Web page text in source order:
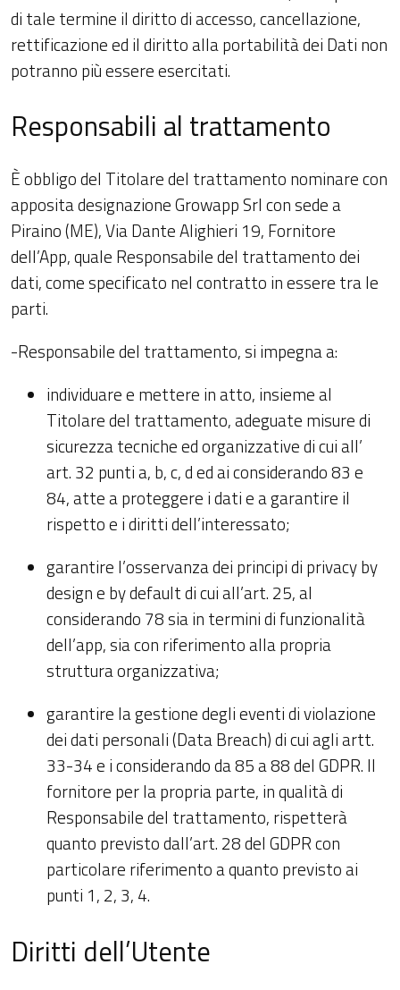
di tale termine il diritto di accesso, cancellazione,
rettificazione ed il diritto alla portabilità dei Dati non
potranno più essere esercitati.
Responsabili al trattamento
È obbligo del Titolare del trattamento nominare con
apposita designazione Growapp Srl con sede a
Piraino (ME), Via Dante Alighieri 19, Fornitore
dell’App, quale Responsabile del trattamento dei
dati, come specificato nel contratto in essere tra le
parti.
-Responsabile del trattamento, si impegna a:
individuare e mettere in atto, insieme al
Titolare del trattamento, adeguate misure di
sicurezza tecniche ed organizzative di cui all’
art. 32 punti a, b, c, d ed ai considerando 83 e
84, atte a proteggere i dati e a garantire il
rispetto e i diritti dell’interessato;
garantire l’osservanza dei principi di privacy by
design e by default di cui all’art. 25, al
considerando 78 sia in termini di funzionalità
dell’app, sia con riferimento alla propria
struttura organizzativa;
garantire la gestione degli eventi di violazione
dei dati personali (Data Breach) di cui agli artt.
33-34 e i considerando da 85 a 88 del GDPR. Il
fornitore per la propria parte, in qualità di
Responsabile del trattamento, rispetterà
quanto previsto dall’art. 28 del GDPR con
particolare riferimento a quanto previsto ai
punti 1, 2, 3, 4.
Diritti dell’Utente